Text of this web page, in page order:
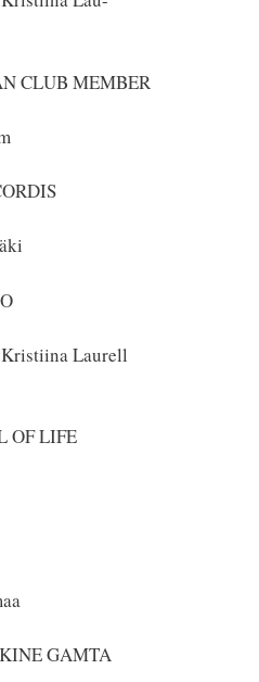
CLUB MEMBER
Laurell
OF LIFE
GAMTA